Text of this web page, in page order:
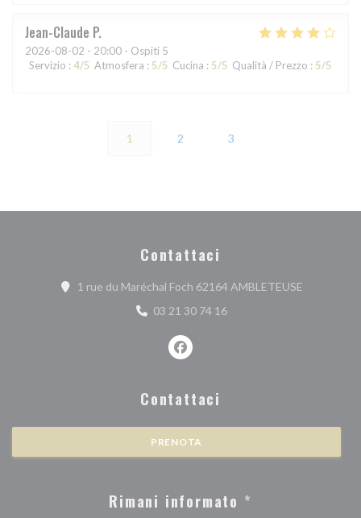
Jean-Claude P
2026-08-02 - 20:00 - Ospiti 5
Servizio : 4/5 Atmosfera : 5/5 Cucina : 5/5 Qualità / Prezzo : 5/5
1 2 3
Contattaci
1 rue du Maréchal Foch 62164 AMBLETEUSE((apre una
03 21 30 74 16
Facebook ((apre una nuova
Contattaci
PRENOTA
Rimani informato *